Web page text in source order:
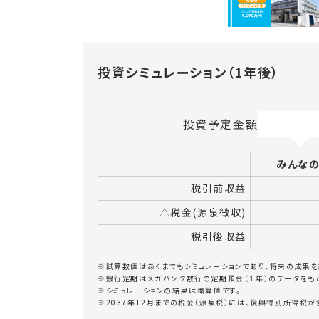
投資シミュレーション（1年後）
投資予定金額
みんな
税引前収益
△税金(源泉徴収)
税引後収益
※試算数値はあくまでもシミュレーションであり、将来の成果
※銀行定期はメガバンク数行の定期預金（１年）のデータをも
※シミュレーションの結果は概算値です。
※2037年12月までの税金（源泉税）には、復興特別所得税が